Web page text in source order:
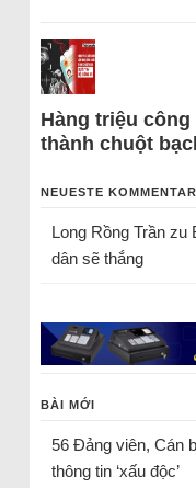
Hàng triệu
thành chuột
NEUESTE
Long Rồng Trầnzu
dân sẽ thắng
BÀI MỚI
56 Đảng viên, Cán
thông tin ‘xấu độc’